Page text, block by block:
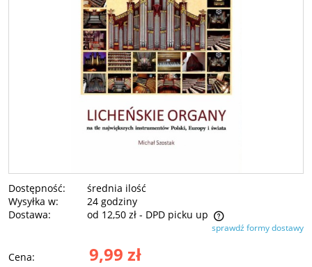
Dostępność:
średnia ilość
Wysyłka w:
24 godziny
Dostawa:
od 12,50 zł - DPD picku up
Cena nie zawiera ewentualnych kosztów płatnościsprawdź formy dostawy
Cena: 9,99 zł